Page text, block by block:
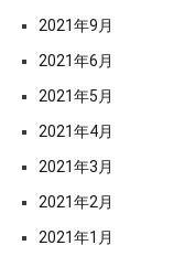
2021年9月
2021年6月
2021年5月
2021年4月
2021年3月
2021年2月
2021年1月